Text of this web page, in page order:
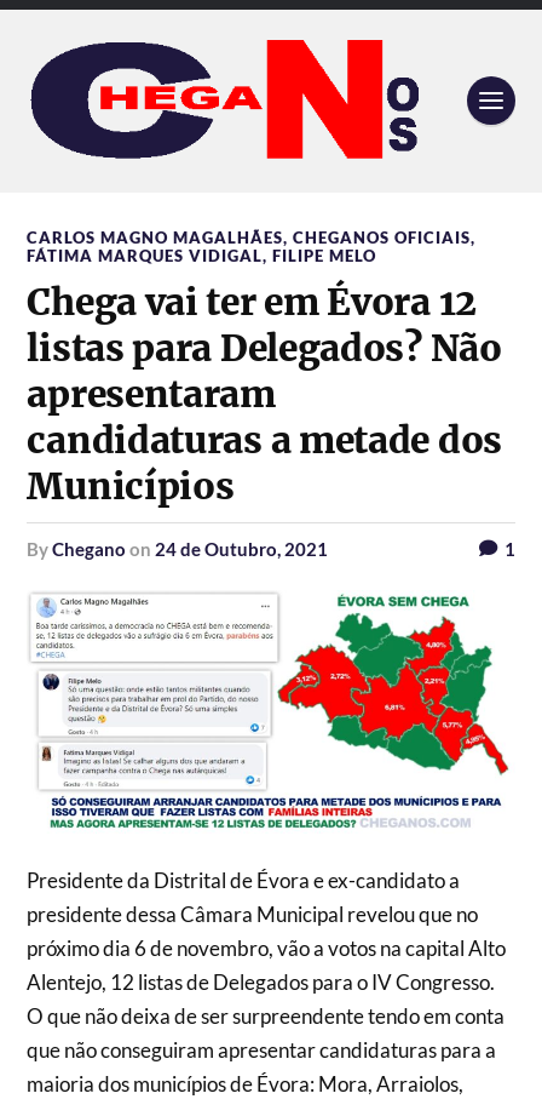
CARLOS MAGNO MAGALHÃES,CHEGANOS OFICIAIS,
FÁTIMA MARQUES VIDIGAL,FILIPE MELO
Chega vai ter em Évora 12
listas para Delegados? Não
apresentaram
candidaturas a metade dos
Municípios
byChegano on 24 de Outubro, 2021 1
Presidente da Distrital de Évora e ex-candidato a
presidente dessa Câmara Municipal revelou que no
próximo dia 6 de novembro, vão a votos na capital Alto
Alentejo, 12 listas de Delegados para o IV Congresso.
O que não deixa de ser surpreendente tendo em conta
que não conseguiram apresentar candidaturas para a
maioria dos municípios de Évora: Mora, Arraiolos,